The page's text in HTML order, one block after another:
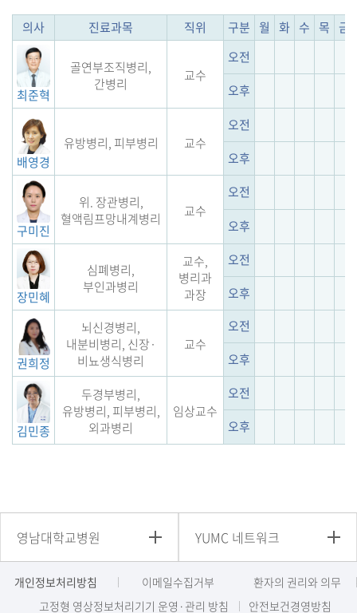
의사 진료과목 직위 구분 월 화 수 목 금
최준혁
골연부조직병리,
간병리
교수
오전
오후
배영경
유방병리, 피부병리 교수
오전
오후
구미진
위. 장관병리,
혈액림프망내계병리
교수
오전
오후
장민혜
심폐병리,
부인과병리
교수,
병리과
과장
오전
오후
권희정
뇌신경병리,
내분비병리, 신장·
비뇨생식병리
교수
오전
오후
김민종
두경부병리,
유방병리, 피부병리,
외과병리
임상교수
오전
오후
영남대학교병원 YUMC 네트워크
개인정보처리방침 이메일수집거부
환자의 권리와 의무
고정형 영상정보처리기기 운영·관리 방침
안전보건경영방침